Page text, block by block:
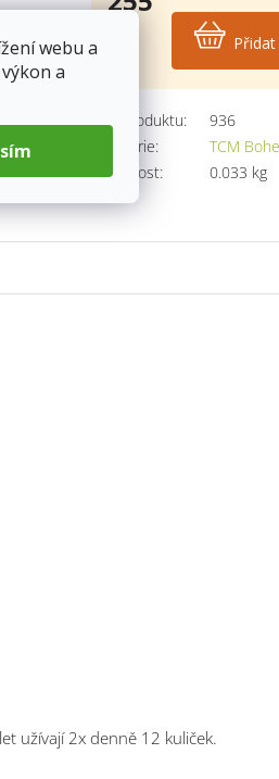
webu a
a
Kód produktu:
936
Kategorie:
TCM
Hmotnost: 0.033 kg
užívají 2x denně 12 kuliček.